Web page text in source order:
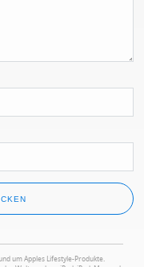
um Apples Lifestyle-Produkte.